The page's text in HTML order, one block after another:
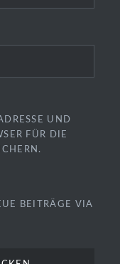
UND
FÜR DIE
BEITRÄGE VIA